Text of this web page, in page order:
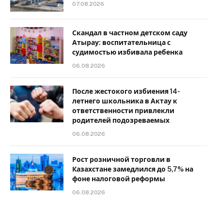
07.08.2026
Скандал в частном детском саду
Атырау: воспитательница с
судимостью избивала ребенка
06.08.2026
После жестокого избиения 14-
летнего школьника в Актау к
ответственности привлекли
родителей подозреваемых
06.08.2026
Рост розничной торговли в
Казахстане замедлился до 5,7% на
фоне налоговой реформы
06.08.2026